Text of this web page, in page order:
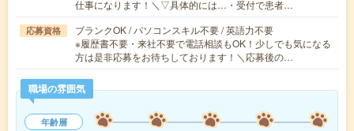
仕事になります！＼▽具体的には…・受付で患者…
応募資格
ブランクOK / パソコンスキル不要 / 英語力不要
※履歴書不要・来社不要で電話相談もOK！少しでも気になる
方は是非応募をお待ちしております！＼応募後の…
職場の雰囲気
年齢層